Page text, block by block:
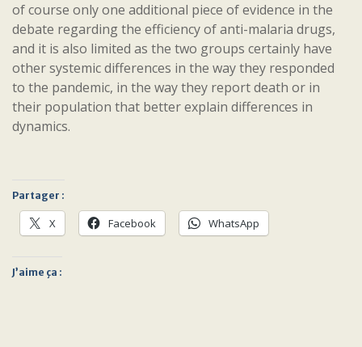
of course only one additional piece of evidence in the
debate regarding the efficiency of anti-malaria drugs,
and it is also limited as the two groups certainly have
other systemic differences in the way they responded
to the pandemic, in the way they report death or in
their population that better explain differences in
dynamics.
Partager :
X Facebook WhatsApp
J’aime ça :